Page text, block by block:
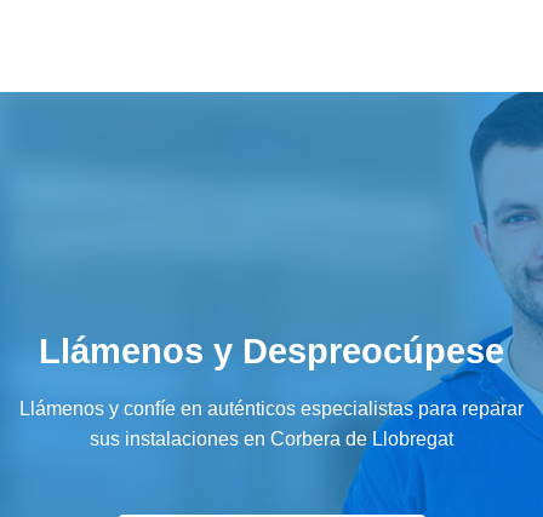
Llámenos y Despreocúpese
Llámenos y confíe en auténticos especialistas para reparar
sus instalaciones en Corbera de Llobregat